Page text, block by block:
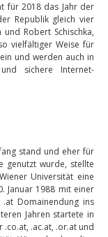
für 2018 das Jahr der
Republik gleich vier
Robert Schischka,
vielfältiger Weise für
und werden auch in
sichere Internet-
stand und eher für
genutzt wurde, stellte
Universität eine
Januar 1988 mit einer
Domainendung ins
Jahren startete in
.ac.at, .or.at und